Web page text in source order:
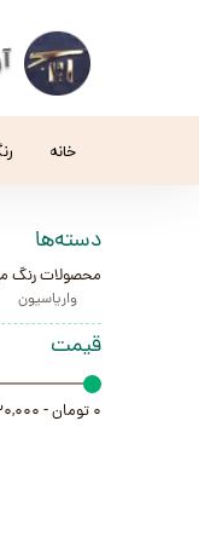
خانه
دسته‌ها
محصولات رنگ
واریاسیون
قیمت
۰ تومان - ۳۰,۰۰۰ تومان